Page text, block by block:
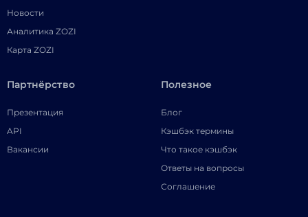
Новости
Аналитика ZOZI
Карта ZOZI
Партнёрство
Презентация
API
Вакансии
Полезное
Блог
Кэшбэк термины
Что такое кэшбэк
Ответы на вопросы
Соглашение